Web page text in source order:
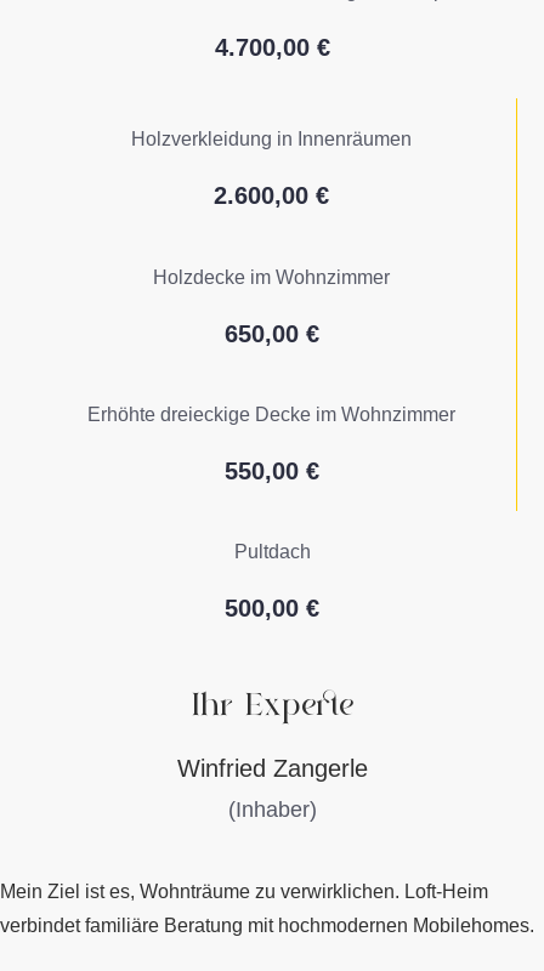
4.700,00 €
Holzverkleidung in Innenräumen
2.600,00 €
Holzdecke im Wohnzimmer
650,00 €
Erhöhte dreieckige Decke im Wohnzimmer
550,00 €
Pultdach
500,00 €
Ihr Experte
Winfried Zangerle
(Inhaber)
Mein Ziel ist es, Wohnträume zu verwirklichen. Loft-Heim
verbindet familiäre Beratung mit hochmodernen Mobilehomes.